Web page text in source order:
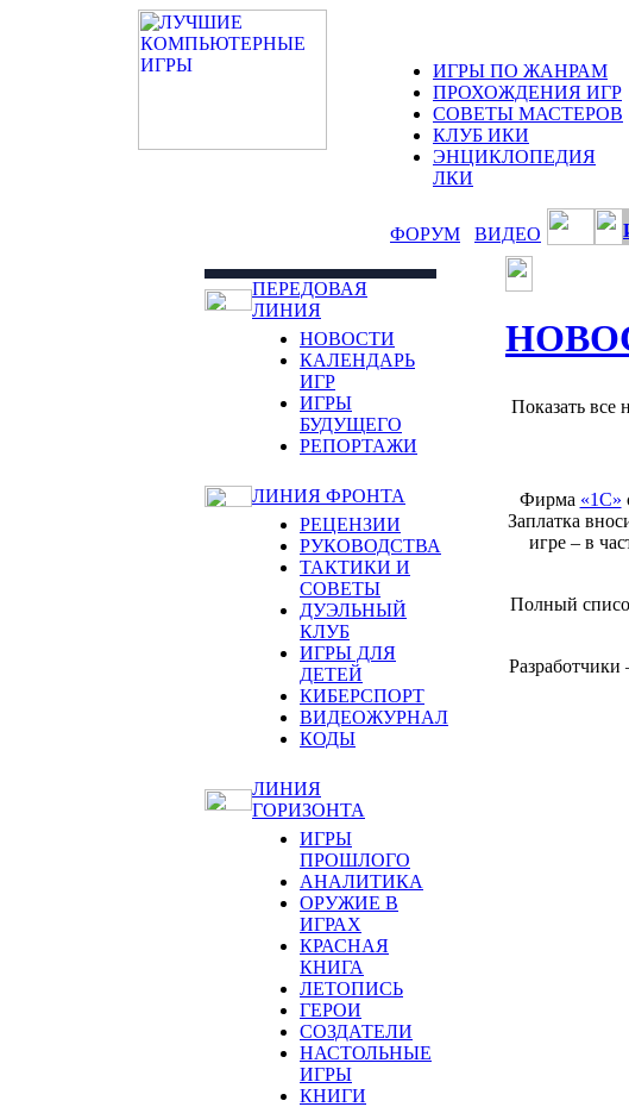
ИГРЫ ПО ЖАНРАМ
ПРОХОЖДЕНИЯ ИГР
СОВЕТЫ МАСТЕРОВ
КЛУБ ИКИ
ЭНЦИКЛОПЕДИЯ
ЛКИ
ФОРУМ ВИДЕО
ПЕРЕДОВАЯ
ЛИНИЯ
НОВОСТИ
КАЛЕНДАРЬ
ИГР
ИГРЫ
БУДУЩЕГО
РЕПОРТАЖИ
ЛИНИЯ ФРОНТА
РЕЦЕНЗИИ
РУКОВОДСТВА
ТАКТИКИ И
СОВЕТЫ
ДУЭЛЬНЫЙ
КЛУБ
ИГРЫ ДЛЯ
ДЕТЕЙ
КИБЕРСПОРТ
ВИДЕОЖУРНАЛ
КОДЫ
ЛИНИЯ
ГОРИЗОНТА
ИГРЫ
ПРОШЛОГО
АНАЛИТИКА
ОРУЖИЕ В
ИГРАХ
КРАСНАЯ
КНИГА
ЛЕТОПИСЬ
ГЕРОИ
СОЗДАТЕЛИ
НАСТОЛЬНЫЕ
ИГРЫ
КНИГИ
Показать все
Фирма «1С»
Заплатка
игре – в
Полный